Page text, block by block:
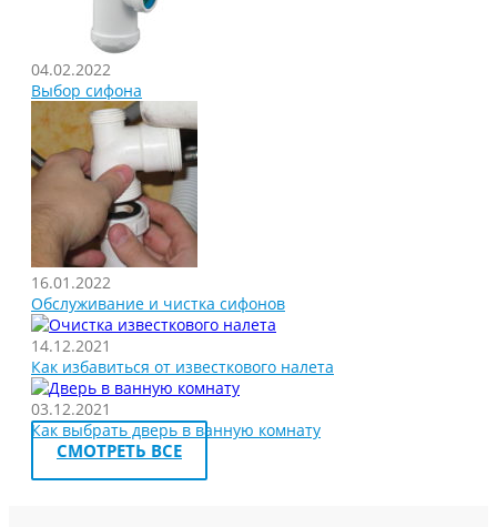
04.02.2022
Выбор сифона
16.01.2022
Обслуживание и чистка сифонов
14.12.2021
Как избавиться от известкового налета
03.12.2021
Как выбрать дверь в ванную комнату
СМОТРЕТЬ ВСЕ